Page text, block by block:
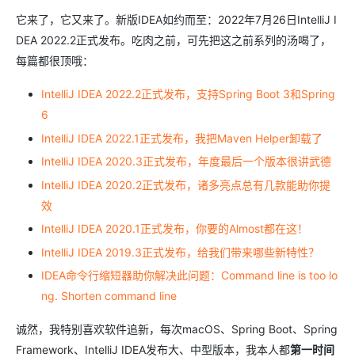
它来了，它又来了。新版IDEA如约而至：2022年7月26日IntelliJ I
DEA 2022.2正式发布。吃肉之前，可先把这之前系列的汤喝了，
每篇都很顶哦：
IntelliJ IDEA 2022.2正式发布，支持Spring Boot 3和Spring
6
IntelliJ IDEA 2022.1正式发布，我把Maven Helper卸载了
IntelliJ IDEA 2020.3正式发布，年度最后一个版本很讲武德
IntelliJ IDEA 2020.2正式发布，诸多亮点总有几款能助你提
效
IntelliJ IDEA 2020.1正式发布，你要的Almost都在这！
IntelliJ IDEA 2019.3正式发布，给我们带来哪些新特性？
IDEA命令行缩短器助你解决此问题：Command line is too lo
ng. Shorten command line
诚然，我特别喜欢软件追新，每次macOS、Spring Boot、Spring
Framework、IntelliJ IDEA发布大、中型版本，我本人都第一时间